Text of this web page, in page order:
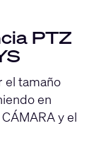
PTZ
el tamaño
en
y el